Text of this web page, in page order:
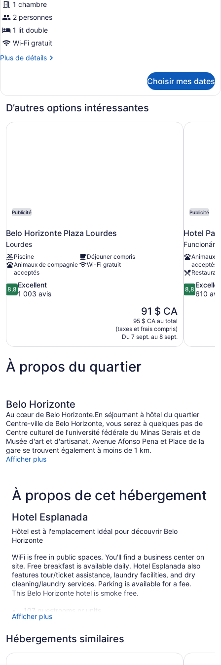
les
photos
pour
ce
de
double
1 chambre
2 personnes
1 lit double
Wi-Fi gratuit
Plus de détails
Plus
Chambre
Choisir mes dates
D’autres options intéressantes
Publicité
Belo Horizonte Plaza Lourdes
Lourdes
Piscine
Déjeuner compris
Animaux de compagnie
acceptés
Wi-Fi gratuit
8.8
sur
8,8
Excellent
1 003 avis
Le
prix
est
de
91 $ CA
91 $ CA
95 $ CA au total
(taxes et frais compris)
Du 7 sept. au 8 sept.
Belo Horizonte Plaza Lourdes
Publicité
Hotel
Animaux
acceptés
Restaurant
8.8
sur
8,8
610
Hotel
À propos du quartier
Belo Horizonte
Au cœur de Belo Horizonte.En séjournant à hôtel du quartier
Centre-ville de Belo Horizonte, vous serez à quelques pas de
Centre culturel de l'université fédérale du Minas Gerais et de
Musée d'art et d'artisanat. Avenue Afonso Pena et Place de la
gare se trouvent également à moins de 1 km.
Afficher plus
À propos de cet hébergement
Hotel Esplanada
Hôtel est à l'emplacement idéal pour découvrir Belo
Horizonte
WiFi is free in public spaces. You'll find a business center on
site. Free breakfast is available daily. Hotel Esplanada also
features tour/ticket assistance, laundry facilities, and dry
cleaning/laundry services. Parking is available for a fee.
This Belo Horizonte hotel is smoke free.
107 guestrooms or units
5 levels
Buffet breakfast (free)
Afficher plus
Hébergements similaires
Sul America Palace Hotel Hotel